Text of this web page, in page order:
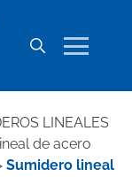
LINEALES
de acero
Sumidero lineal